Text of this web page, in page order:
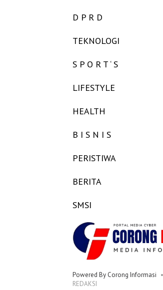
D P R D
TEKNOLOGI
S P O R T ‘ S
LIFESTYLE
HEALTH
B I S N I S
PERISTIWA
BERITA
SMSI
Powered By Corong Informasi
REDAKSI